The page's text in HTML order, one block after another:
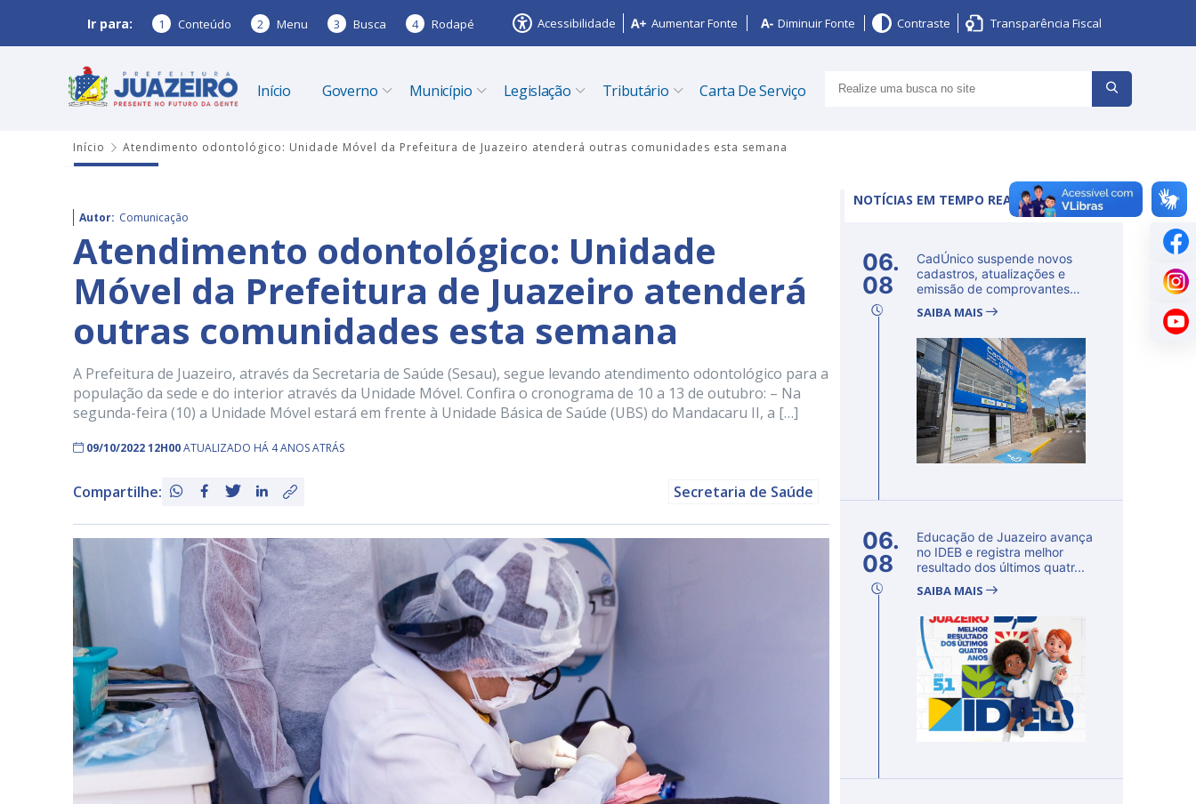
Ir para: 1 Conteúdo 2 Menu 3 Busca 4 Rodapé Acessibilidade Aumentar Fonte Diminuir Fonte Contraste Transparência Fiscal
Início Governo Município Legislação Tributário Carta De Serviço
Início Atendimento odontológico: Unidade Móvel da Prefeitura de Juazeiro atenderá outras comunidades esta semana
Autor: Comunicação
Atendimento odontológico: Unidade
Móvel da Prefeitura de Juazeiro atenderá
outras comunidades esta semana
A Prefeitura de Juazeiro, através da Secretaria de Saúde (Sesau), segue levando atendimento odontológico para a
população da sede e do interior através da Unidade Móvel. Confira o cronograma de 10 a 13 de outubro: – Na
segunda-feira (10) a Unidade Móvel estará em frente à Unidade Básica de Saúde (UBS) do Mandacaru II, a […]
09/10/2022 12H00ATUALIZADO HÁ 4 ANOS ATRÁS
Compartilhe: Secretaria de Saúde
NOTÍCIAS EM TEMPO REAL
06.
08
CadÚnico suspende novos
cadastros, atualizações e
emissão de comprovantes
SAIBA MAIS
06.
08
Educação de Juazeiro avança
no IDEB e registra melhor
resultado dos últimos quatr...
SAIBA MAIS